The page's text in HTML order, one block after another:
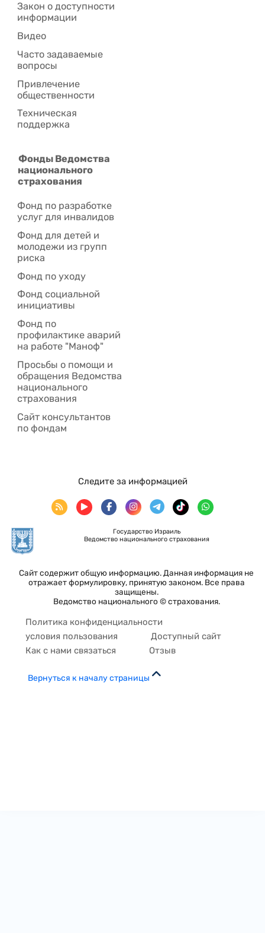
Закон о доступности
информации
Видео
Часто задаваемые
вопросы
Привлечение
общественности
Техническая
поддержка
Фонды Ведомства
национального
страхования
Фонд по разработке
услуг для инвалидов
Фонд для детей и
молодежи из групп
риска
Фонд по уходу
Фонд социальной
инициативы
Фонд по
профилактике аварий
на работе "Маноф"
Просьбы о помощи и
обращения Ведомства
национального
страхования
Сайт консультантов
по фондам
Государство Израиль
Ведомство национального страхования
Сайт содержит общую информацию. Данная информация не
отражает формулировку, принятую законом. Все права
защищены.
Ведомство национального © страхования.
Следите за информацией
Политика конфиденциальности
условия пользования
Доступный сайт
Как с нами связаться
Отзыв
Вернуться к началу страницы